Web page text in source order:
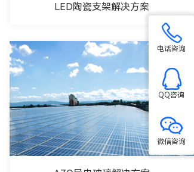
LED陶瓷支架解决方案
电话咨询
QQ咨询
微信咨询